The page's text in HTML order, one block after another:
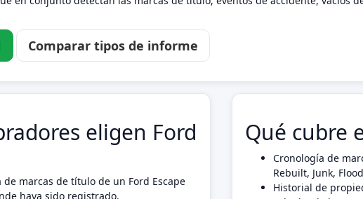
Comparar tipos de informe
eligen Ford
marcas de título de un Ford Escape
haya sido registrado.
Qué cubre
Cronología de
Rebuilt, Junk,
Historial de